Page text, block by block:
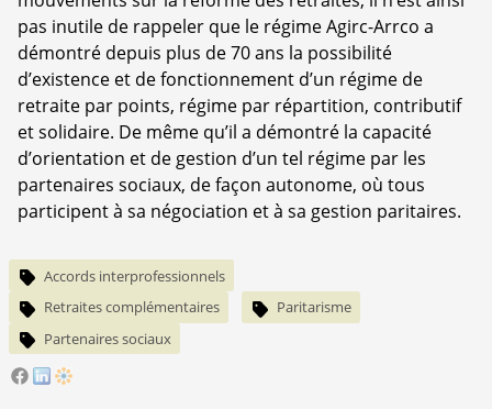
pas inutile de rappeler que le régime Agirc-Arrco a
démontré depuis plus de 70 ans la possibilité
d’existence et de fonctionnement d’un régime de
retraite par points, régime par répartition, contributif
et solidaire. De même qu’il a démontré la capacité
d’orientation et de gestion d’un tel régime par les
partenaires sociaux, de façon autonome, où tous
participent à sa négociation et à sa gestion paritaires.
Accords interprofessionnels
Retraites complémentaires
Paritarisme
Partenaires sociaux